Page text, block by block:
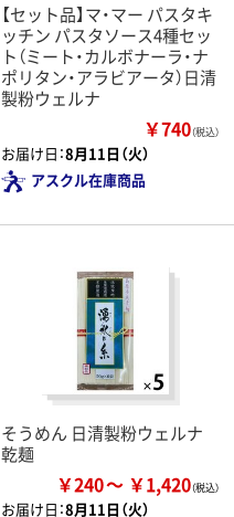
【セット品】マ・マー パスタキ
ッチン パスタソース4種セッ
ト（ミート・カルボナーラ・ナ
ポリタン・アラビアータ）日清
製粉ウェルナ
￥740（税込）
お届け日：8月11日（火）
アスクル在庫商品
そうめん 日清製粉ウェルナ
乾麺
￥240 ￥1,420
お届け日：8月11日（火）